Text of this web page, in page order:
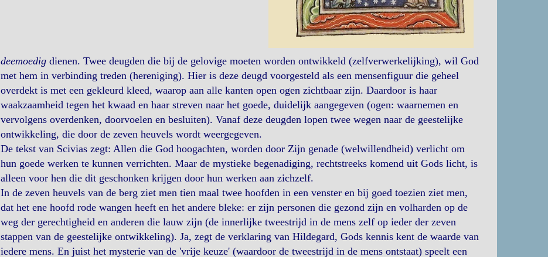
deemoedigdienen. Twee deugden die bij de gelovige moeten worden ontwikkeld (zelfverwerkelijking), wil God
met hem in verbinding treden (hereniging). Hier is deze deugd voorgesteld als een mensenfiguur die geheel
overdekt is met een gekleurd kleed, waarop aan alle kanten open ogen zichtbaar zijn. Daardoor is haar
waakzaamheid tegen het kwaad en haar streven naar het goede, duidelijk aangegeven (ogen: waarnemen en
vervolgens overdenken, doorvoelen en besluiten). Vanaf deze deugden lopen twee wegen naar de geestelijke
ontwikkeling, die door de zeven heuvels wordt weergegeven.
De tekst van Scivias zegt: Allen die God hoogachten, worden door Zijn genade (welwillendheid) verlicht om
hun goede werken te kunnen verrichten. Maar de mystieke begenadiging, rechtstreeks komend uit Gods licht, is
alleen voor hen die dit geschonken krijgen door hun werken aan zichzelf.
In de zeven heuvels van de berg ziet men tien maal twee hoofden in een venster en bij goed toezien ziet men,
dat het ene hoofd rode wangen heeft en het andere bleke: er zijn personen die gezond zijn en volharden op de
weg der gerechtigheid en anderen die lauw zijn (de innerlijke tweestrijd in de mens zelf op ieder der zeven
stappen van de geestelijke ontwikkeling). Ja, zegt de verklaring van Hildegard, Gods kennis kent de waarde van
iedere mens. En juist het mysterie van de 'vrije keuze' (waardoor de tweestrijd in de mens ontstaat) speelt een